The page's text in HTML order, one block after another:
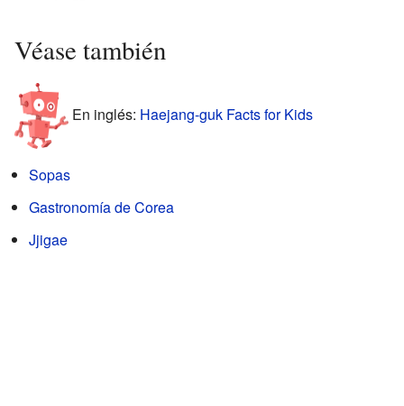
Véase también
En inglés: Haejang-guk Facts for Kids
Sopas
Gastronomía de Corea
Jjigae